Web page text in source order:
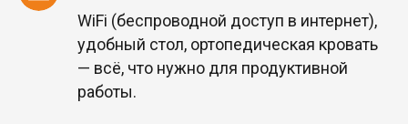
WiFi (беспроводной доступ в интернет),
удобный стол, ортопедическая кровать
— всё, что нужно для продуктивной
работы.